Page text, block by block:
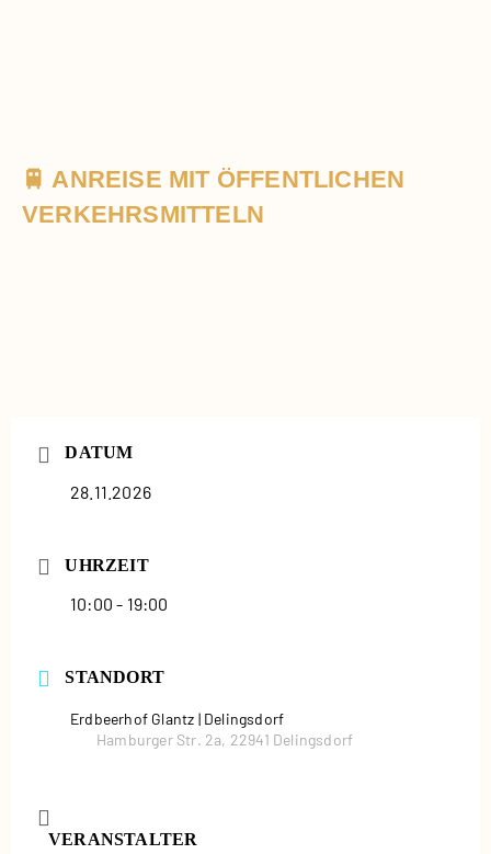
🚆 ANREISE MIT ÖFFENTLICHEN
VERKEHRSMITTELN
DATUM
28.11.2026
UHRZEIT
10:00 - 19:00
STANDORT
Erdbeerhof Glantz | Delingsdorf
Hamburger Str. 2a, 22941 Delingsdorf
VERANSTALTER